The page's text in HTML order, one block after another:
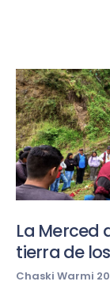
La Merced
tierra de
Chaski Warmi